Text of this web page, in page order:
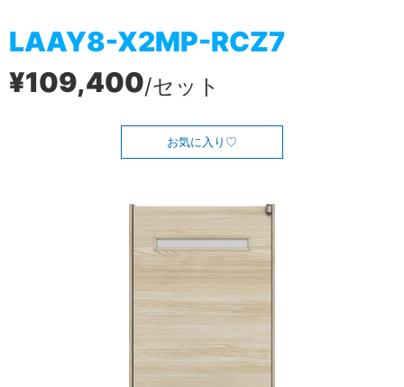
LAAY8-X2MP-RCZ7
¥109,400/セット
お気に入り